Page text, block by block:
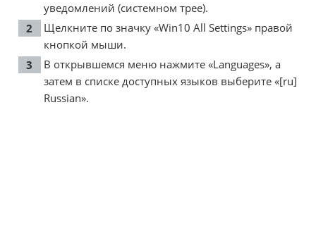
уведомлений (системном трее).
Щелкните по значку «Win10 All Settings» правой
кнопкой мыши.
В открывшемся меню нажмите «Languages», а
затем в списке доступных языков выберите «[ru]
Russian».